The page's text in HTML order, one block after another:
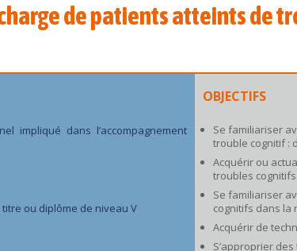
de patients atteints de
impliqué dans l’accompagnement
titre ou diplôme de niveau V
OBJECTIFS
Se familiariser
trouble cognitif :
Acquérir ou
troubles cognitifs
Se familiariser
cognitifs dans la
Acquérir de
S’approprier